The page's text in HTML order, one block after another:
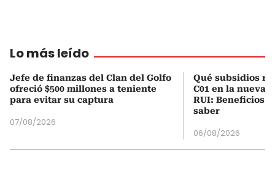
Lo más leído
Jefe de finanzas del Clan del Golfo
ofreció $500 millones a teniente
para evitar su captura
07/08/2026
Qué subsidios
C01 en la nueva
RUI: Beneficios
saber
06/08/2026